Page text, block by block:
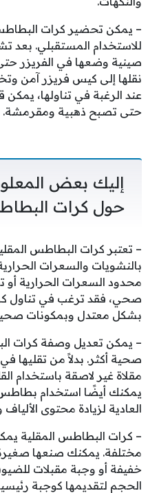
– يمكن تحضير كرات
للاستخدام المستقبلي. بعد
صينية وضعها في الفريزر
نقلها إلى كيس فريزر آمن
عند الرغبة في تناولها، يمكن
حتى تصبح ذهبية ومقرمشة.
إليك بعض
حول كرات
– تعتبر كرات البطاطس
بالنشويات والسعرات
محدود السعرات الحرارية
صحي، فقد ترغب في تناول
بشكل معتدل وبمكونات
– يمكن تعديل وصفة كرات
صحية أكثر. بدلاً من تقليها
مقلاة غير لاصقة باستخدام
يمكنك أيضًا استخدام
العادية لزيادة محتوى الألياف
– كرات البطاطس المقلية
مختلفة. يمكنك صنعها
خفيفة أو وجبة مقبلات
الحجم لتقديمها كوجبة